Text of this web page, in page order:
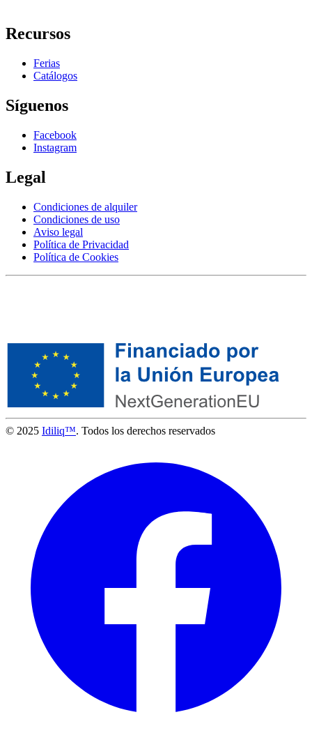
Recursos
Ferias
Catálogos
Síguenos
Facebook
Instagram
Legal
Condiciones de alquiler
Condiciones de uso
Aviso legal
Política de Privacidad
Política de Cookies
© 2025 Idiliq™. Todos los derechos reservados